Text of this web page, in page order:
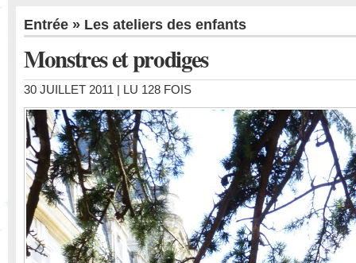
Entrée » Les ateliers des enfants
Monstres et prodiges
30 JUILLET 2011 | LU 128 FOIS